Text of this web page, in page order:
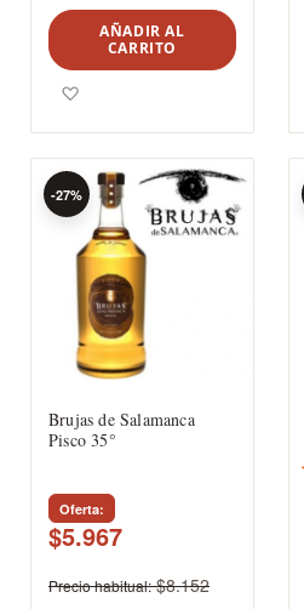
AÑADIR AL
CARRITO
Brujas de Salamanca
Pisco 35°
Oferta
$5.967
-27%
Precio habitual $8.152